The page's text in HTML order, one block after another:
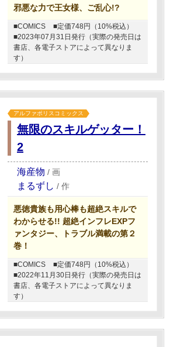
邪悪な力で王女様、ご乱心!?
■COMICS
■定価748円（10%税込）
■2023年07月31日発行（実際の発売日は
書店、各電子ストアによって異なりま
す）
アルファポリスコミックス
無限のスキルゲッター！
2
海産物 / 画
まるずし / 作
悪徳貴族も用心棒も超絶スキルで
わからせる!! 超絶インフレEXPフ
ァンタジー、トラブル満載の第２
巻！
■COMICS
■定価748円（10%税込）
■2022年11月30日発行（実際の発売日は
書店、各電子ストアによって異なりま
す）